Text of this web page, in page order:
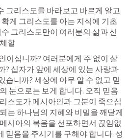
그리스도를 바라보고 바르게 알고
게 그리스도를 아는 지식에 기초
그리스도만이 여러분의 삶과 신
할
이십니까? 여러분에게 주 없이 살
? 십자가 앞에 세상에 있는 사랑과
습니까? 세상에 아무 알 수 없고 믿
눈으로는 보게 합니다. 오직 믿음
스도가 메시아인과 그분이 죽으심
는 하나님의 지혜와 비밀을 깨닫게
시아의 복음을 선포하면서 끊임없
믿음을 주시기를 구해야 합니다. 성